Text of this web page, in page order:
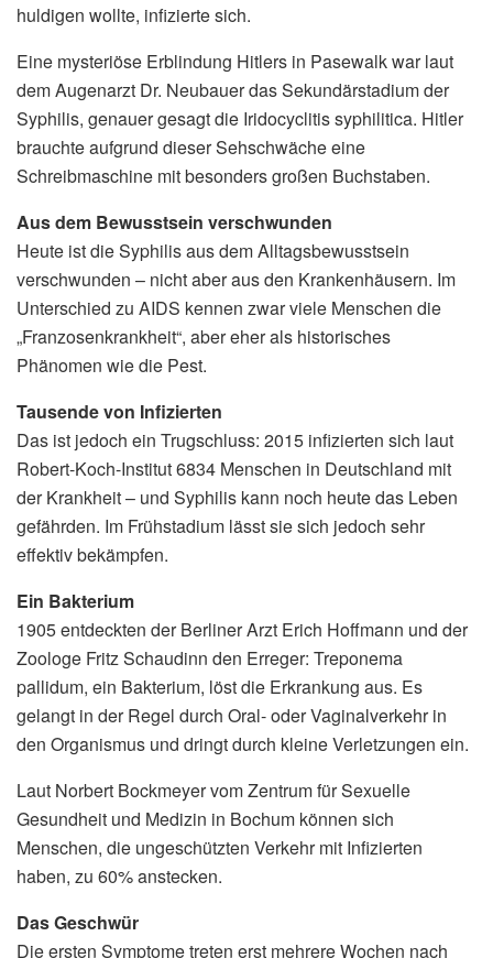
huldigen wollte, infizierte sich.
Eine mysteriöse Erblindung Hitlers in Pasewalk war laut
dem Augenarzt Dr. Neubauer das Sekundärstadium der
Syphilis, genauer gesagt die Iridocyclitis syphilitica. Hitler
brauchte aufgrund dieser Sehschwäche eine
Schreibmaschine mit besonders großen Buchstaben.
Aus dem Bewusstsein verschwunden
Heute ist die Syphilis aus dem Alltagsbewusstsein
verschwunden – nicht aber aus den Krankenhäusern. Im
Unterschied zu AIDS kennen zwar viele Menschen die
„Franzosenkrankheit“, aber eher als historisches
Phänomen wie die Pest.
Tausende von Infizierten
Das ist jedoch ein Trugschluss: 2015 infizierten sich laut
Robert-Koch-Institut 6834 Menschen in Deutschland mit
der Krankheit – und Syphilis kann noch heute das Leben
gefährden. Im Frühstadium lässt sie sich jedoch sehr
effektiv bekämpfen.
Ein Bakterium
1905 entdeckten der Berliner Arzt Erich Hoffmann und der
Zoologe Fritz Schaudinn den Erreger: Treponema
pallidum, ein Bakterium, löst die Erkrankung aus. Es
gelangt in der Regel durch Oral- oder Vaginalverkehr in
den Organismus und dringt durch kleine Verletzungen ein.
Laut Norbert Bockmeyer vom Zentrum für Sexuelle
Gesundheit und Medizin in Bochum können sich
Menschen, die ungeschützten Verkehr mit Infizierten
haben, zu 60% anstecken.
Das Geschwür
Die ersten Symptome treten erst mehrere Wochen nach